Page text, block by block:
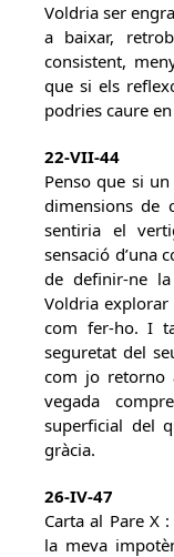
Voldria ser
a baixar,
consistent,
que si els
podries caure
22-VII-44
Penso que si
dimensions de
sentiria el
sensació d’una
de definir-ne
Voldria explorar
com fer-ho. I
seguretat del
com jo retorno
vegada
superficial del
gràcia.
26-IV-47
Carta al Pare X
la meva